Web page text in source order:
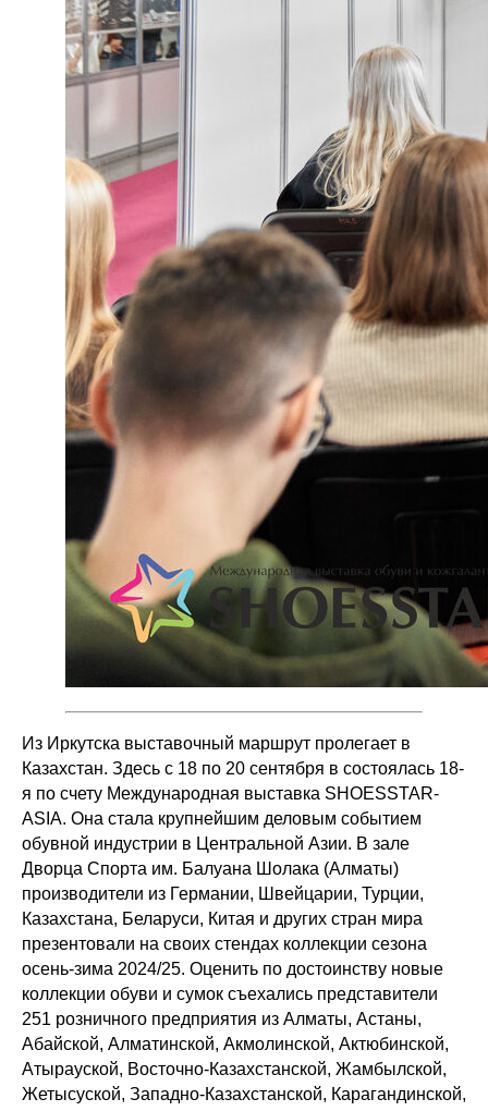
Из Иркутска выставочный маршрут пролегает в
Казахстан. Здесь с 18 по 20 сентября в состоялась 18-
я по счету Международная выставка SHOESSTAR-
ASIA. Она стала крупнейшим деловым событием
обувной индустрии в Центральной Азии. В зале
Дворца Спорта им. Балуана Шолака (Алматы)
производители из Германии, Швейцарии, Турции,
Казахстана, Беларуси, Китая и других стран мира
презентовали на своих стендах коллекции сезона
осень-зима 2024/25. Оценить по достоинству новые
коллекции обуви и сумок съехались представители
251 розничного предприятия из Алматы, Астаны,
Абайской, Алматинской, Акмолинской, Актюбинской,
Атырауской, Восточно-Казахстанской, Жамбылской,
Жетысуской, Западно-Казахстанской, Карагандинской,